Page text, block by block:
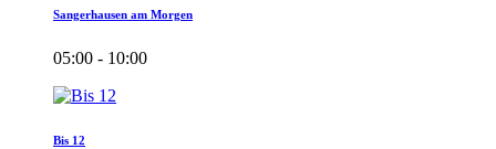
Sangerhausen am Morgen
05:00 - 10:00
Bis 12